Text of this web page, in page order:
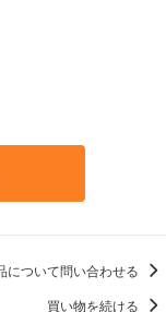
について問い合わせる
買い物を続ける